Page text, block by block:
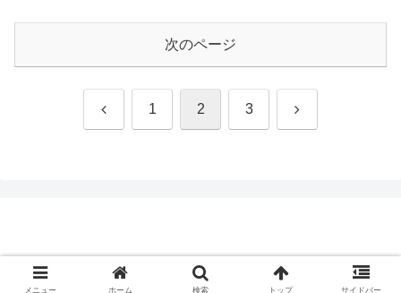
次のページ
前 1 2 3 次
© 2020 .
メニュー ホーム 検索 トップ サイドバー